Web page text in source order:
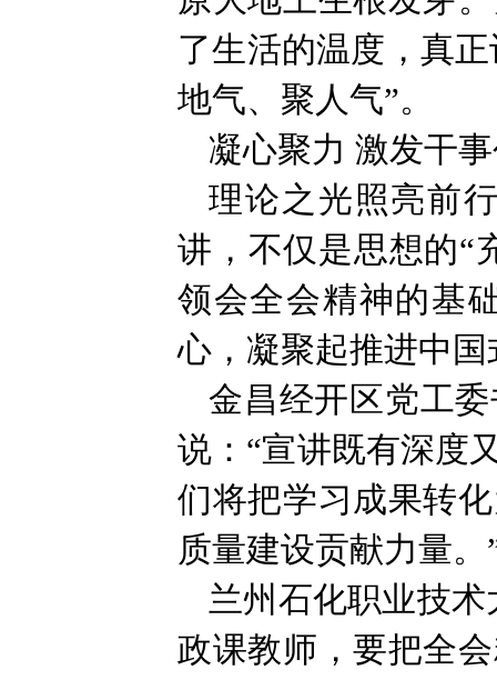
了生活的温度，真
地气、聚人气”。
凝心聚力 激发干
理论之光照亮前
讲，不仅是思想的“
领会全会精神的基
心，凝聚起推进中
金昌经开区党工
说：“宣讲既有深度
们将把学习成果转
质量建设贡献力量。
兰州石化职业技
政课教师，要把全